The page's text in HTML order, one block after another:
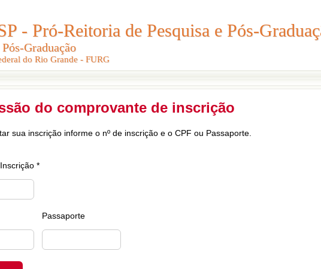
- Pró-Reitoria de Pesquisa e Pós-
Graduação
do Rio Grande - FURG
- Pró-Reitoria de Pesquisa e Pós-
Graduação
do Rio Grande - FURG
do comprovante de inscrição
sua inscrição informe o nº de inscrição e o CPF ou Passaporte.
*
Passaporte